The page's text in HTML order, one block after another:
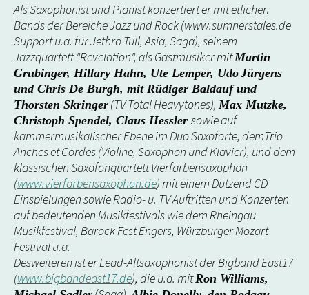
Als Saxophonist und Pianist konzertiert er mit etlichen
Bands der Bereiche Jazz und Rock (www.sumnerstales.de
Support u.a. für Jethro Tull, Asia, Saga), seinem
Jazzquartett "Revelation", als Gastmusiker mitMartin
Grubinger, Hillary Hahn, Ute Lemper, UdoJürgens
und Chris De Burgh, mit Rüdiger Baldauf und
Thorsten Skringer (TV Total Heavytones),Max Mutzke,
Christoph Spendel, Claus Hessler sowie auf
kammermusikalischer Ebene im Duo Saxoforte, demTrio
Anches et Cordes (Violine, Saxophon und Klavier), und dem
klassischen Saxofonquartett Vierfarbensaxophon
(www.vierfarbensaxophon.de) mit einem Dutzend CD
Einspielungen sowie Radio- u. TV Auftritten und Konzerten
auf bedeutenden Musikfestivals wie dem Rheingau
Musikfestival, Barock Fest Engers, Würzburger Mozart
Festival u.a.
Desweiteren ist er Lead-Altsaxophonist der Bigband East17
(www.bigbandeast17.de), die u.a. mitRon Williams,